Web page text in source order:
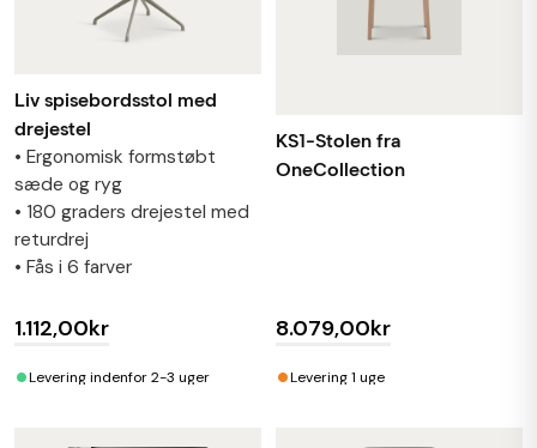
Liv spisebordsstol med
drejestel
• Ergonomisk formstøbt
sæde og ryg
• 180 graders drejestel med
returdrej
• Fås i 6 farver
1.112,00kr
•Levering indenfor 2-3 uger
KS1-Stolen fra
OneCollection
8.079,00kr
•Levering 1 uge